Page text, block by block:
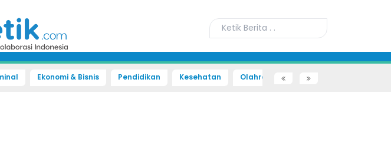
Ekonomi & Bisnis Pendidikan Kesehatan Olahraga Sains dan Teknologi